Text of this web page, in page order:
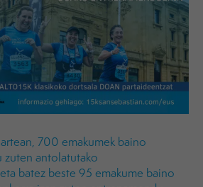
700 emakumek baino
zuten antolatutako
batez beste 95 emakume baino